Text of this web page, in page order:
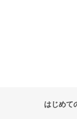
はじめて